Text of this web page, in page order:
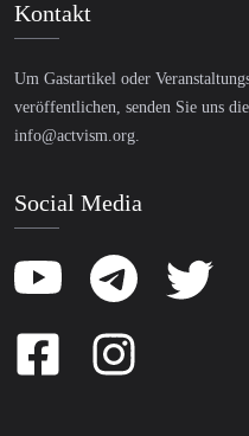
Kontakt
Um Gastartikel oder
veröffentlichen, senden Sie uns
info@actvism.org
Social Media